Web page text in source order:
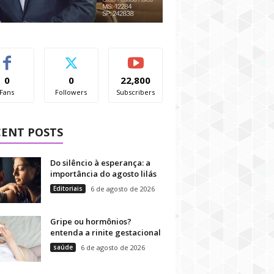
0
Fans
0
Followers
22,800
Subscribers
POSTS
Do silêncio à esperança: a
importância do agosto lilás
Editoriais 6 de agosto de 2026
Gripe ou hormônios?
entenda a rinite gestacional
saúde 6 de agosto de 2026